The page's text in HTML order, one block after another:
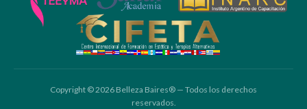
Copyright © 2026 Belleza Baires® — Todos los derechos
reservados.